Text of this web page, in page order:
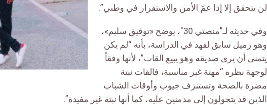
لن يتحقق إلا إذا عمّ الأمن والاستقرار في وطني”.
وفي حديثه لـ”منصتي 30″، يوضح «توفيق سليم»،
وهو زميل سابق لفهد في الدراسة، بأنه “لم يكن
يتمنى أن يرى صديقه وهو يبيع القات”، لأنها وفقاً
لوجهة نظره “مهنة غير مناسبة، فالقات نبتة
مضرة بالصحة وتستنزف جيوب وأوقات الشباب
الذين قد يتحولون إلى مدمنين عليه، كما أنها نبتة غير مفيدة”.